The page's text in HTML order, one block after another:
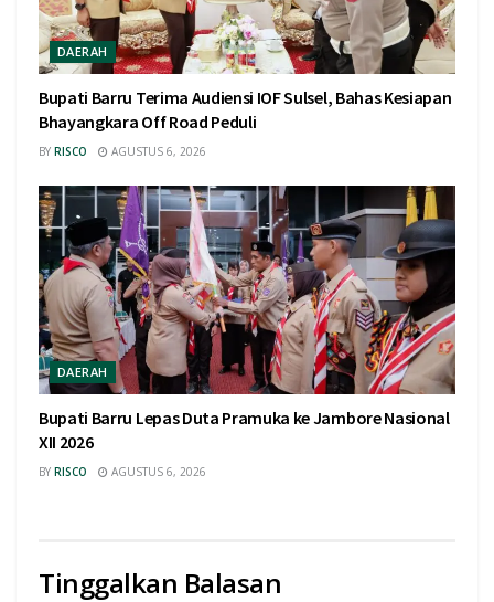
DAERAH
Bupati Barru Terima Audiensi IOF Sulsel, Bahas Kesiapan
Bhayangkara Off Road Peduli
BY RISCO AGUSTUS 6, 2026
DAERAH
Bupati Barru Lepas Duta Pramuka ke Jambore Nasional
XII 2026
BY RISCO AGUSTUS 6, 2026
Tinggalkan Balasan